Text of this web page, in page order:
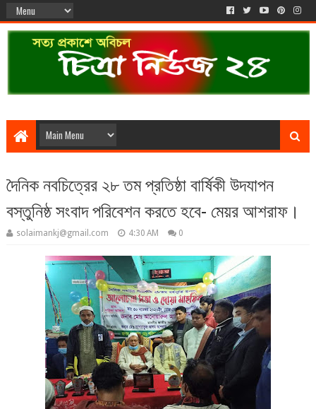
দৈনিক নবচিত্রের ২৮ তম প্রতিষ্ঠা বার্ষিকী উদযাপন
বস্তুনিষ্ঠ সংবাদ পরিবেশন করতে হবে- মেয়র আশরাফ।
solaimankj@gmail.com 4:30 AM 0